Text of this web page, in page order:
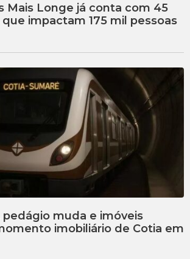
Mais Longe já conta com 45
impactam 175 mil pessoas
muda e imóveis
imobiliário de Cotia em